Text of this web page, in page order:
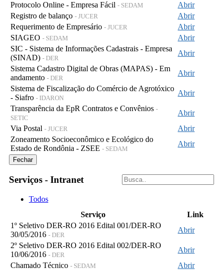
Protocolo Online - Empresa Fácil - SEDAM
Abrir
Registro de balanço - JUCER
Abrir
Requerimento de Empresário - JUCER
Abrir
SIAGEO - SEDAM
Abrir
SIC - Sistema de Informações Cadastrais - Empresa
(SINAD) - DER
Abrir
Sistema Cadastro Digital de Obras (MAPAS) - Em
andamento - DER
Abrir
Sistema de Fiscalização do Comércio de Agrotóxico
- Siafro - IDARON
Abrir
Transparência da EpR Contratos e Convênios -
SETIC
Abrir
Via Postal - JUCER
Abrir
Zoneamento Socioeconômico e Ecológico do
Estado de Rondônia - ZSEE - SEDAM
Abrir
Fechar
Serviços - Intranet
Todos
Serviço
Link
1º Seletivo DER-RO 2016 Edital 001/DER-RO
30/05/2016 - DER
Abrir
2º Seletivo DER-RO 2016 Edital 002/DER-RO
10/06/2016 - DER
Abrir
Chamado Técnico - SEDAM
Abrir